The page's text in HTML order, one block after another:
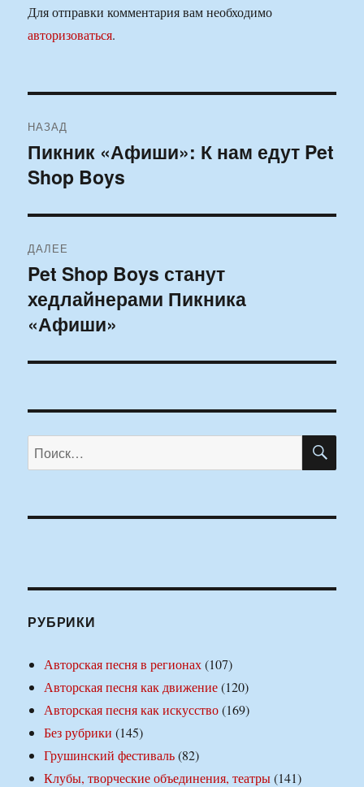
Для отправки комментария вам необходимо
авторизоваться.
по
записям
НАЗАД
Предыдущая
запись:
Пикник «Афиши»: К нам едут Pet
Shop Boys
ДАЛЕЕ
Следующая
запись:
Pet Shop Boys станут
хедлайнерами Пикника
«Афиши»
Искать:
РУБРИКИ
Авторская песня в регионах(107)
Авторская песня как движение(120)
Авторская песня как искусство(169)
Без рубрики (145)
Грушинский фестиваль(82)
Клубы, творческие объединения, театры(141)